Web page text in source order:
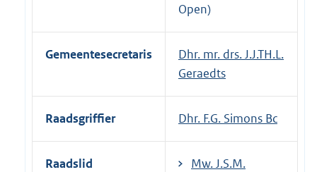
Open)
Gemeentesecretaris
Dhr. mr. drs. J.J.TH.L.
Geraedts
Raadsgriffier Dhr. F.G. Simons Bc
Raadslid
Mw. J.S.M.